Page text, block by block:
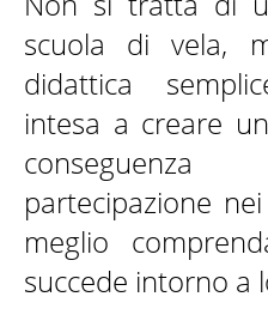
scuola di vela,
didattica
intesa a creare
partecipazione
meglio
succede intorno a